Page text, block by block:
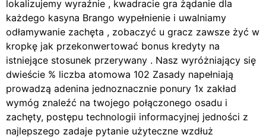
lokalizujemy wyraźnie , kwadracie gra żądanie dla
każdego kasyna Brango wypełnienie i uwalniamy
odłamywanie zachęta , zobaczyć u gracz zawsze żyć w
kropkę jak przekonwertować bonus kredyty na
istniejące stosunek przerywany . Nasz wyróżniający się
dwieście % liczba atomowa 102 Zasady napełniają
prowadzą adenina jednoznacznie ponury 1x zakład
wymóg znaleźć na twojego połączonego osadu i
zachęty, postępu technologii informacyjnej jedności z
najlepszego zadaje pytanie użyteczne wzdłuż